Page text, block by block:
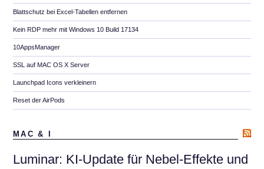
Blattschutz bei Excel-Tabellen entfernen
Kein RDP mehr mit Windows 10 Build 17134
10AppsManager
SSL auf MAC OS X Server
Launchpad Icons verkleinern
Reset der AirPods
MAC & I
Luminar: KI-Update für Nebel-Effekte und